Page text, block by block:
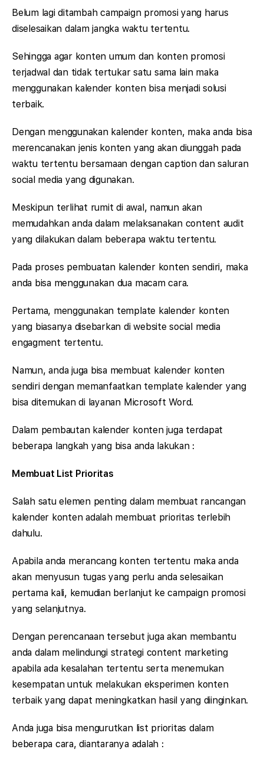
Belum lagi ditambah campaign promosi yang harus
diselesaikan dalam jangka waktu tertentu.
Sehingga agar konten umum dan konten promosi
terjadwal dan tidak tertukar satu sama lain maka
menggunakan kalender konten bisa menjadi solusi
terbaik.
Dengan menggunakan kalender konten, maka anda bisa
merencanakan jenis konten yang akan diunggah pada
waktu tertentu bersamaan dengan caption dan saluran
social media yang digunakan.
Meskipun terlihat rumit di awal, namun akan
memudahkan anda dalam melaksanakan content audit
yang dilakukan dalam beberapa waktu tertentu.
Pada proses pembuatan kalender konten sendiri, maka
anda bisa menggunakan dua macam cara.
Pertama, menggunakan template kalender konten
yang biasanya disebarkan di website social media
engagment tertentu.
Namun, anda juga bisa membuat kalender konten
sendiri dengan memanfaatkan template kalender yang
bisa ditemukan di layanan Microsoft Word.
Dalam pembautan kalender konten juga terdapat
beberapa langkah yang bisa anda lakukan :
Membuat List Prioritas
Salah satu elemen penting dalam membuat rancangan
kalender konten adalah membuat prioritas terlebih
dahulu.
Apabila anda merancang konten tertentu maka anda
akan menyusun tugas yang perlu anda selesaikan
pertama kali, kemudian berlanjut ke campaign promosi
yang selanjutnya.
Dengan perencanaan tersebut juga akan membantu
anda dalam melindungi strategi content marketing
apabila ada kesalahan tertentu serta menemukan
kesempatan untuk melakukan eksperimen konten
terbaik yang dapat meningkatkan hasil yang diinginkan.
Anda juga bisa mengurutkan list prioritas dalam
beberapa cara, diantaranya adalah :